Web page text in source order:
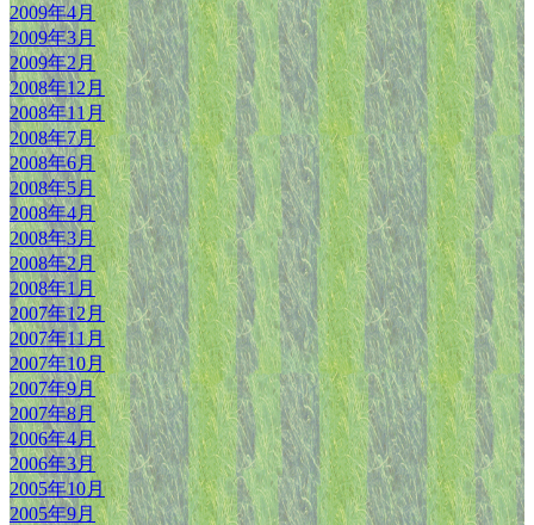
2009年4月
2009年3月
2009年2月
2008年12月
2008年11月
2008年7月
2008年6月
2008年5月
2008年4月
2008年3月
2008年2月
2008年1月
2007年12月
2007年11月
2007年10月
2007年9月
2007年8月
2006年4月
2006年3月
2005年10月
2005年9月